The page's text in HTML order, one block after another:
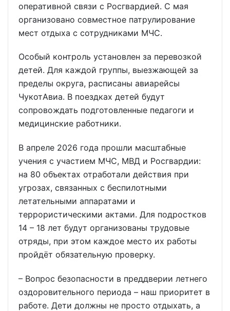
оперативной связи с Росгвардией. С мая
организовано совместное патрулирование
мест отдыха с сотрудниками МЧС.
Особый контроль установлен за перевозкой
детей. Для каждой группы, выезжающей за
пределы округа, расписаны авиарейсы
ЧукотАвиа. В поездках детей будут
сопровождать подготовленные педагоги и
медицинские работники.
В апреле 2026 года прошли масштабные
учения с участием МЧС, МВД и Росгвардии:
на 80 объектах отработали действия при
угрозах, связанных с беспилотными
летательными аппаратами и
террористическими актами. Для подростков
14 – 18 лет будут организованы трудовые
отряды, при этом каждое место их работы
пройдёт обязательную проверку.
– Вопрос безопасности в преддверии летнего
оздоровительного периода – наш приоритет в
работе. Дети должны не просто отдыхать, а